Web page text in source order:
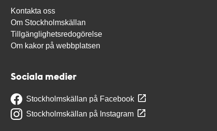
Kontakta oss
Om Stockholmskällan
Tillgänglighetsredogörelse
Om kakor på webbplatsen
Sociala medier
Stockholmskällan på Facebook
Stockholmskällan på Instagram